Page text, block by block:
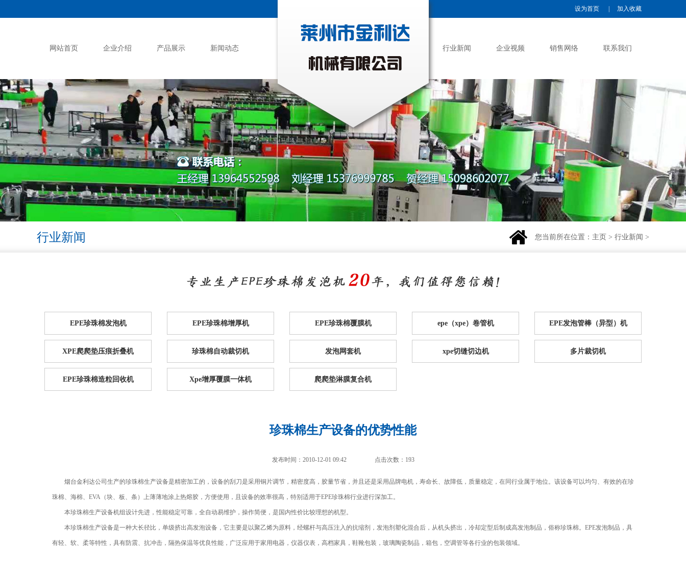
设为首页 加入收藏
网站首页 企业介绍 产品展示 新闻动态 行业新闻 企业视频 销售网络 联系我们
行业新闻 您当前所在位置： 主页 > 行业新闻 >
EPE珍珠棉发泡机 EPE珍珠棉增厚机 EPE珍珠棉覆膜机 epe（xpe）卷管机 EPE发泡管棒（异型）机
XPE爬爬垫压痕折叠机 珍珠棉自动裁切机 发泡网套机 xpe切缝切边机 多片裁切机
EPE珍珠棉造粒回收机 Xpe增厚覆膜一体机 爬爬垫淋膜复合机
珍珠棉生产设备的优势性能
发布时间：2010-12-01 09:42 点击次数：193
烟台金利达公司生产的珍珠棉生产设备是精密加工的，设备的刮刀是采用铜片调节，精密度高，胶量节省，并且还是采用品牌电机，寿命长、故障低，质量稳定，在同行业属于地位。该设备可以均匀、有效的在珍
珠棉、海棉、EVA（块、板、条）上薄薄地涂上热熔胶，方便使用，且设备的效率很高，特别适用于EPE珍珠棉行业进行深加工。
本珍珠棉生产设备机组设计先进，性能稳定可靠，全自动易维护，操作简便，是国内性价比较理想的机型。
本珍珠棉生产设备是一种大长径比，单级挤出高发泡设备，它主要是以聚乙烯为原料，经螺杆与高压注入的抗缩剂，发泡剂塑化混合后，从机头挤出，冷却定型后制成高发泡制品，俗称珍珠棉。EPE发泡制品，具
有轻、软、柔等特性，具有防震、抗冲击，隔热保温等优良性能，广泛应用于家用电器，仪器仪表，高档家具，鞋靴包装，玻璃陶瓷制品，箱包，空调管等各行业的包装领域。